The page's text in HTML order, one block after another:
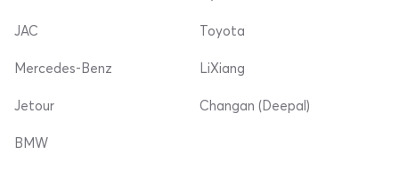
JAC
Mercedes-Benz
Jetour
Toyota
LiXiang
Changan (Deepal)
BMW